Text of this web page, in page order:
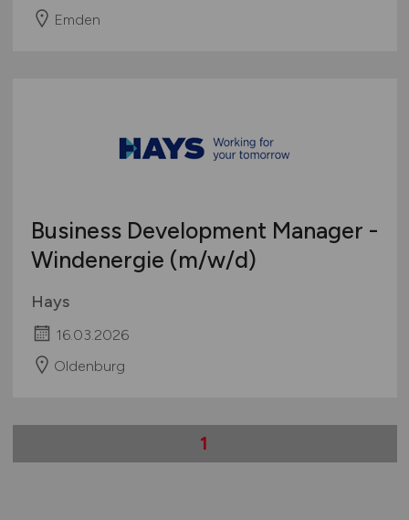
Emden
Business Development Manager -
Windenergie (m/w/d)
Hays
16.03.2026
Oldenburg
1